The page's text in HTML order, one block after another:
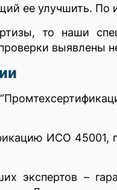
ее улучшить. По
то наши
выявлены
ИСО 45001,
экспертов –